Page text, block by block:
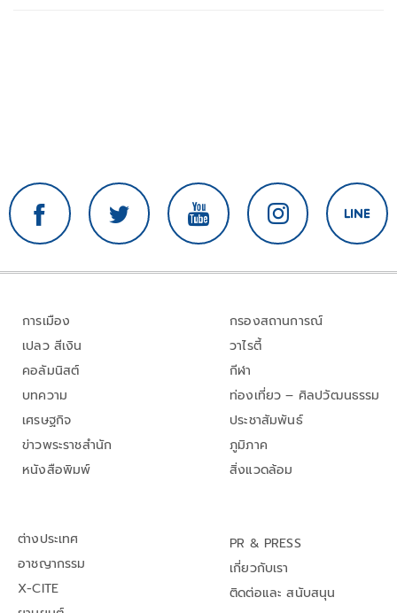
การเมือง
เปลว สีเงิน
คอลัมนิสต์
บทความ
เศรษฐกิจ
ข่าวพระราชสำนัก
หนังสือพิมพ์
กรองสถานการณ์
วาไรตี้
กีฬา
ท่องเที่ยว – ศิลปวัฒนธรรม
ประชาสัมพันธ์
ภูมิภาค
สิ่งแวดล้อม
ต่างประเทศ
อาชญากรรม
X-CITE
PR & PRESS
เกี่ยวกับเรา
ติดต่อและ สนับสนุน